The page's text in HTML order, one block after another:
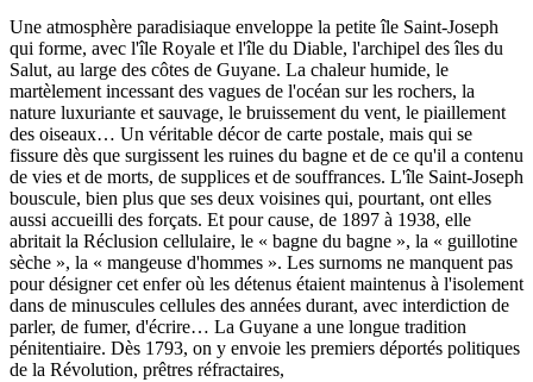
Une atmosphère paradisiaque enveloppe la petite île Saint-Joseph
qui forme, avec l'île Royale et l'île du Diable, l'archipel des îles du
Salut, au large des côtes de Guyane. La chaleur humide, le
martèlement incessant des vagues de l'océan sur les rochers, la
nature luxuriante et sauvage, le bruissement du vent, le piaillement
des oiseaux… Un véritable décor de carte postale, mais qui se
fissure dès que surgissent les ruines du bagne et de ce qu'il a contenu
de vies et de morts, de supplices et de souffrances. L'île Saint-Joseph
bouscule, bien plus que ses deux voisines qui, pourtant, ont elles
aussi accueilli des forçats. Et pour cause, de 1897 à 1938, elle
abritait la Réclusion cellulaire, le « bagne du bagne », la « guillotine
sèche », la « mangeuse d'hommes ». Les surnoms ne manquent pas
pour désigner cet enfer où les détenus étaient maintenus à l'isolement
dans de minuscules cellules des années durant, avec interdiction de
parler, de fumer, d'écrire… La Guyane a une longue tradition
pénitentiaire. Dès 1793, on y envoie les premiers déportés politiques
de la Révolution, prêtres réfractaires,